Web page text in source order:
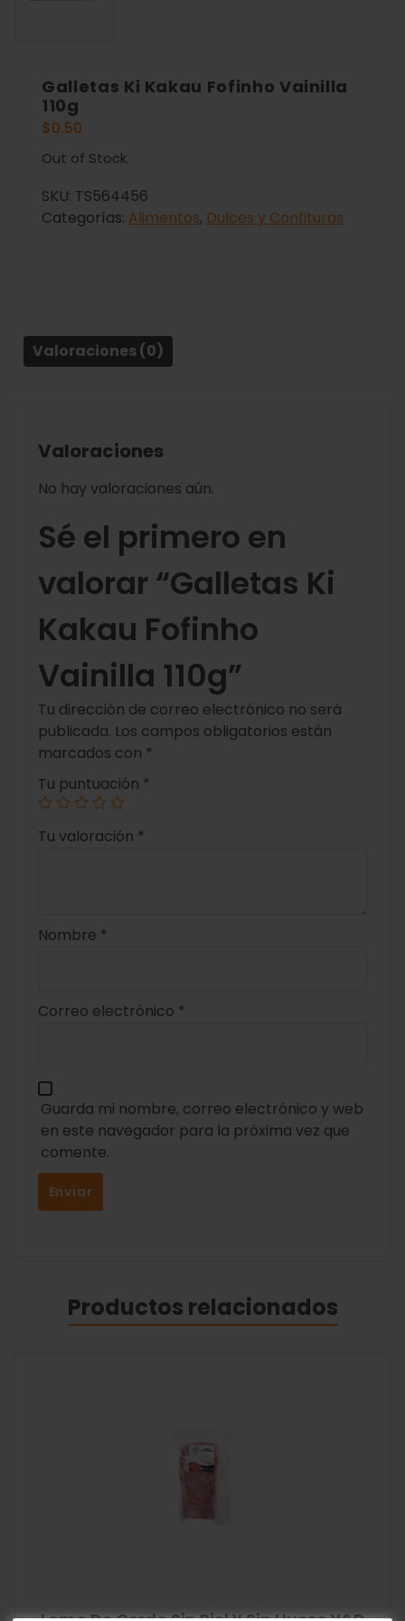
Galletas Ki Kakau Fofinho Vainilla
110g
$0.50
Out of Stock.
SKU: TS564456
Categorías: Alimentos, Dulces y Confituras
Valoraciones (0)
Valoraciones
No hay valoraciones aún.
Sé el primero en
valorar “Galletas Ki
Kakau Fofinho
Vainilla 110g”
Tu dirección de correo electrónico no será
publicada. Los campos obligatorios están
marcados con *
Tu puntuación *
Tu valoración *
Nombre *
Correo electrónico *
Guarda mi nombre, correo electrónico y web
en este navegador para la próxima vez que
comente.
Productos relacionados